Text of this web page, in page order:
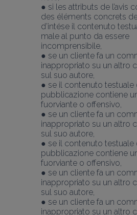
● si les attributs de l’avis
des éléments concrets
d’intése il contenuto
male al punto da essere
incomprensibile,
● se un cliente fa un
inappropriato su un altro
sul suo autore,
● se il contenuto testuale
pubblicazione contiene
fuorviante o offensivo,
● se un cliente fa un
inappropriato su un altro
sul suo autore,
● se il contenuto testuale
pubblicazione contiene
fuorviante o offensivo,
● se un cliente fa un
inappropriato su un altro
sul suo autore,
● se un cliente fa un
inappropriato su un altro